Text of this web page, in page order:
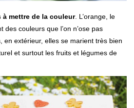
à mettre de la couleur. L’orange, le
couleurs que l’on n’ose pas
en extérieur, elles se marient très bien
et surtout les fruits et légumes de